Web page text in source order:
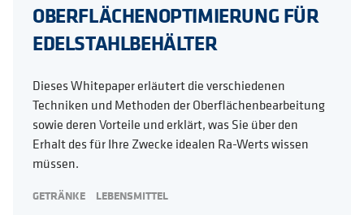
OBERFLÄCHENOPTIMIERUNG FÜR
EDELSTAHLBEHÄLTER
Dieses Whitepaper erläutert die verschiedenen
Techniken und Methoden der Oberflächenbearbeitung
sowie deren Vorteile und erklärt, was Sie über den
Erhalt des für Ihre Zwecke idealen Ra-Werts wissen
müssen.
GETRÄNKE LEBENSMITTEL